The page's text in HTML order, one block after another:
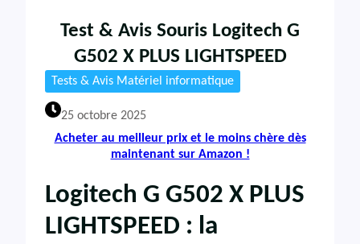
Test & Avis Souris Logitech G
G502 X PLUS LIGHTSPEED
Tests & Avis Matériel informatique
25 octobre 2025
Acheter au meilleur prix et le moins chère dès
maintenant sur Amazon !
Logitech G G502 X PLUS
LIGHTSPEED : la